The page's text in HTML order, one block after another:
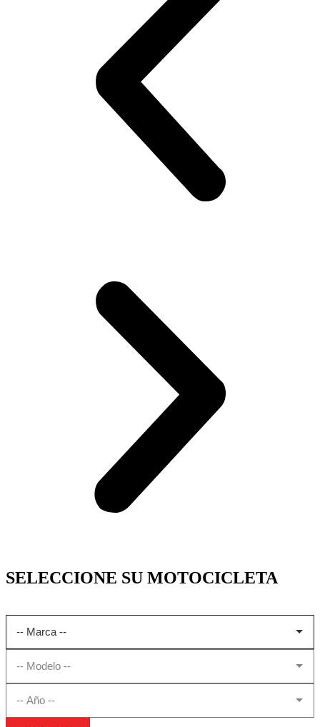
SELECCIONE SU MOTOCICLETA